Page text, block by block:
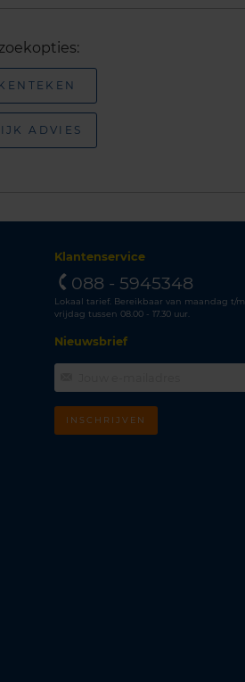
ADVIES
Klantenservice
088 - 5945348
Lokaal tarief. Bereikbaar van maandag t/m
vrijdag tussen 08.00 - 17.30 uur.
Nieuwsbrief
INSCHRIJVEN